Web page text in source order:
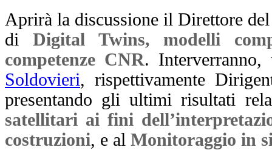
Aprirà la discussione il Direttore
di Digital Twins, modelli
competenze CNR.
Soldovieri, rispettivamente
presentando gli ultimi risultati
satellitari ai fini
costruzioni, e al Monitoraggio in